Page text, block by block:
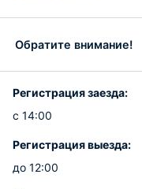
Обратите внимание!
Регистрация заезда:
с 14:00
Регистрация выезда:
до 12:00